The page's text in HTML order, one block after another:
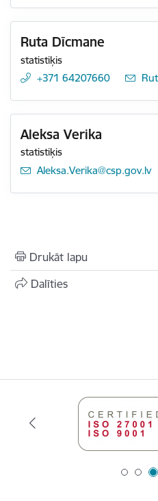
Ruta Dīcmane
statistiķis
+371 64207660
E-
Aleksa Verika
statistiķis
E-pasts:
Aleksa.Verika@csp.gov.lv
Drukāt lapu
Dalīties